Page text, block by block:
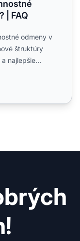
| FAQ
odmeny v
štruktúry
najlepšie